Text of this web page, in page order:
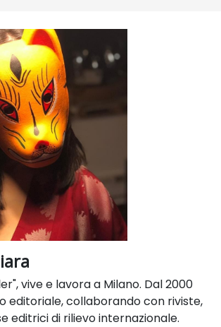
vive e lavora a Milano. Dal 2000
editoriale, collaborando con riviste,
editrici di rilievo internazionale.